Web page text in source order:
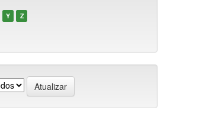
Y Z